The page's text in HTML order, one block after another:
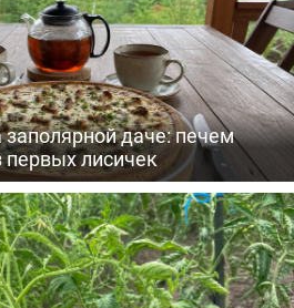
даче: печем
лисичек